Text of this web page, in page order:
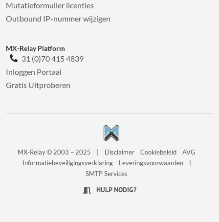
Mutatieformulier licenties
Outbound IP-nummer wijzigen
MX-Relay Platform
31 (0)70 415 4839
Inloggen Portaal
Gratis Uitproberen
MX-Relay © 2003 – 2025 Disclaimer Cookiebeleid
AVG
Informatiebeveiligingsverklaring
Leveringsvoorwaarden
SMTP Services
HULP NODIG?